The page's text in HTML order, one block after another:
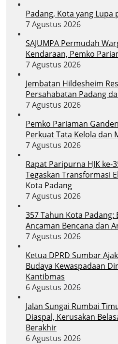
Padang, Kota yang Lupa
7 Agustus 2026
SAJUMPA Permudah
Kendaraan, Pemko
7 Agustus 2026
Jembatan Hildesheim
Persahabatan Padang
7 Agustus 2026
Pemko Pariaman
Perkuat Tata Kelola dan
7 Agustus 2026
Rapat Paripurna HJK ke-
Tegaskan Transformasi
Kota Padang
7 Agustus 2026
357 Tahun Kota
Ancaman Bencana dan
7 Agustus 2026
Ketua DPRD Sumbar
Budaya Kewaspadaan
Kantibmas
6 Agustus 2026
Jalan Sungai Rumbai
Diaspal, Kerusakan
Berakhir
6 Agustus 2026